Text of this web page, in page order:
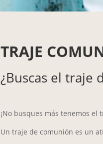
TRAJE
¿Buscas el traje
¡No busques más tenemos
Un traje de comunión es un